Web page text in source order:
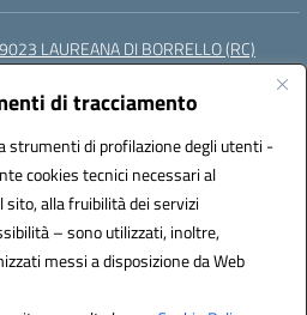
di tracciamento
strumenti di profilazione degli utenti -
cookies tecnici necessari al
alla fruibilità dei servizi
– sono utilizzati, inoltre,
messi a disposizione da Web
LAUREANA DI BORRELLO (RC)
rcic84800t@pec.istruzione.it
(IPA): istsc_rcic84800t
UF3A7N
by 3D Solution S.r.l.